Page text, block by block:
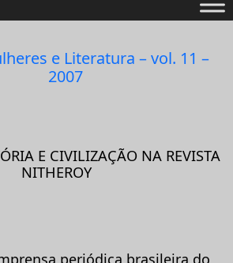
e Literatura – vol. 11 –
2007
E CIVILIZAÇÃO NA REVISTA
NITHEROY
periódica brasileira do